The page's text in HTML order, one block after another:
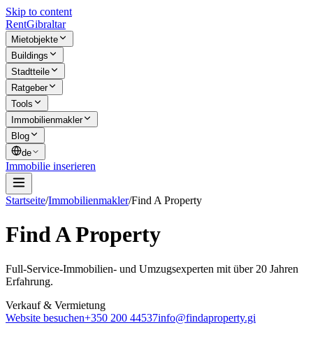
Skip to content
RentGibraltar
Mietobjekte
Buildings
Stadtteile
Ratgeber
Tools
Immobilienmakler
Blog
de
Immobilie inserieren
Startseite/Immobilienmakler/Find A Property
Find A Property
Full-Service-Immobilien- und Umzugsexperten mit über 20 Jahren
Erfahrung.
Verkauf & Vermietung
Website besuchen+350 200 44537info@findaproperty.gi